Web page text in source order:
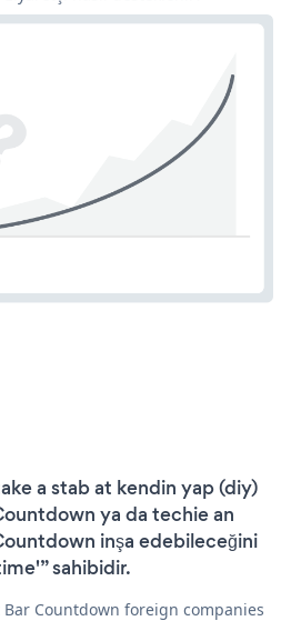
a stab at kendin yap (diy)
ya da techie an
inşa edebileceğini
sahibidir.
Countdown foreign companies